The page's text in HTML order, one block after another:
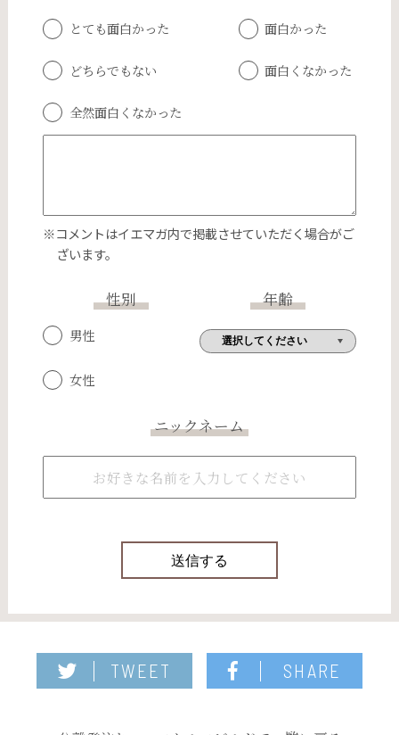
とても面白かった 面白かった
どちらでもない 面白くなかった
全然面白くなかった
※コメントはイエマガ内で掲載させていただく場合がご
ざいます。
性別
男性
女性
年齢
ニックネーム
TWEET SHARE